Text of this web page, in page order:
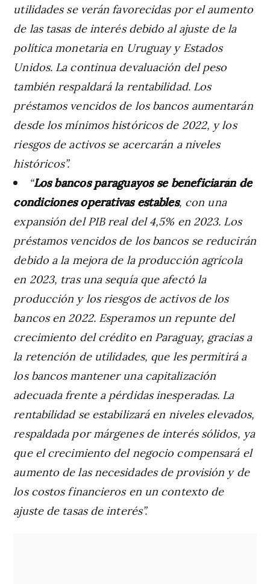
utilidades se verán favorecidas por el aumento
de las tasas de interés debido al ajuste de la
política monetaria en Uruguay y Estados
Unidos. La continua devaluación del peso
también respaldará la rentabilidad. Los
préstamos vencidos de los bancos aumentarán
desde los mínimos históricos de 2022, y los
riesgos de activos se acercarán a niveles
históricos”.
“Los bancos paraguayos se beneficiarán de
condiciones operativas estables, con una
expansión del PIB real del 4,5% en 2023. Los
préstamos vencidos de los bancos se reducirán
debido a la mejora de la producción agrícola
en 2023, tras una sequía que afectó la
producción y los riesgos de activos de los
bancos en 2022. Esperamos un repunte del
crecimiento del crédito en Paraguay, gracias a
la retención de utilidades, que les permitirá a
los bancos mantener una capitalización
adecuada frente a pérdidas inesperadas. La
rentabilidad se estabilizará en niveles elevados,
respaldada por márgenes de interés sólidos, ya
que el crecimiento del negocio compensará el
aumento de las necesidades de provisión y de
los costos financieros en un contexto de
ajuste de tasas de interés”.